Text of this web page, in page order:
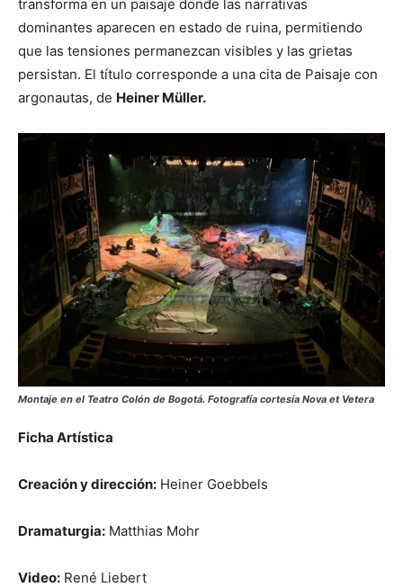
transforma en un paisaje donde las narrativas
dominantes aparecen en estado de ruina, permitiendo
que las tensiones permanezcan visibles y las grietas
persistan. El título corresponde a una cita de Paisaje con
argonautas, de Heiner Müller.
Montaje en el Teatro Colón de Bogotá. Fotografía cortesía Nova et Vetera
Ficha Artística
Creación y dirección: Heiner Goebbels
Dramaturgia: Matthias Mohr
Video: René Liebert